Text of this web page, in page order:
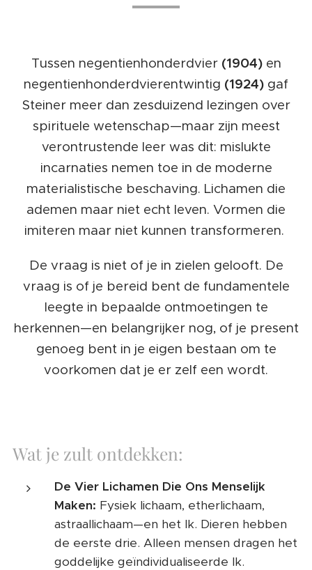
Tussen negentienhonderdvier (1904) en
negentienhonderdvierentwintig (1924) gaf
Steiner meer dan zesduizend lezingen over
spirituele wetenschap—maar zijn meest
verontrustende leer was dit: mislukte
incarnaties nemen toe in de moderne
materialistische beschaving. Lichamen die
ademen maar niet echt leven. Vormen die
imiteren maar niet kunnen transformeren.
De vraag is niet of je in zielen gelooft. De
vraag is of je bereid bent de fundamentele
leegte in bepaalde ontmoetingen te
herkennen—en belangrijker nog, of je present
genoeg bent in je eigen bestaan om te
voorkomen dat je er zelf een wordt.
Wat je zult ontdekken:
De Vier Lichamen Die Ons Menselijk
Maken: Fysiek lichaam, etherlichaam,
astraallichaam—en het Ik. Dieren hebben
de eerste drie. Alleen mensen dragen het
goddelijke geïndividualiseerde Ik.